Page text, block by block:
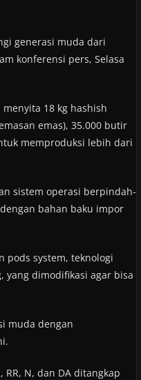
generasi muda dari
konferensi pers, Selasa
18 kg hashish
emas), 35.000 butir
memproduksi lebih dari
sistem operasi berpindah-
bahan baku impor
pods system, teknologi
yang dimodifikasi agar bisa
muda dengan
N, dan DA ditangkap